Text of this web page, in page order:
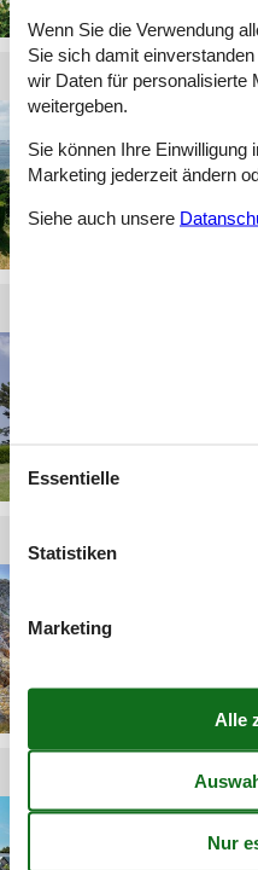
Wenn Sie die Verwendung
Sie sich damit
wir Daten für personalisierte
weitergeben.
Sie können Ihre Einwilligung
Marketing jederzeit ändern
Siehe auch unsere
Essentielle
Statistiken
Marketing